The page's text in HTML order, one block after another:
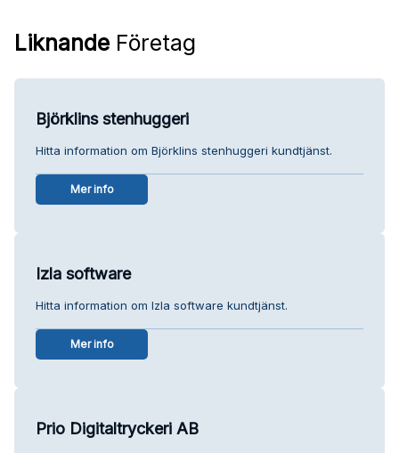
Liknande Företag
Björklins stenhuggeri
Hitta information om Björklins stenhuggeri kundtjänst.
Mer info
Izla software
Hitta information om Izla software kundtjänst.
Mer info
Prio Digitaltryckeri AB